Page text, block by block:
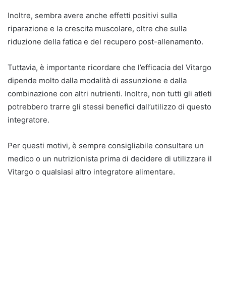
Inoltre, sembra avere anche effetti positivi sulla
riparazione e la crescita muscolare, oltre che sulla
riduzione della fatica e del recupero post-allenamento.
Tuttavia, è importante ricordare che l’efficacia del Vitargo
dipende molto dalla modalità di assunzione e dalla
combinazione con altri nutrienti. Inoltre, non tutti gli atleti
potrebbero trarre gli stessi benefici dall’utilizzo di questo
integratore.
Per questi motivi, è sempre consigliabile consultare un
medico o un nutrizionista prima di decidere di utilizzare il
Vitargo o qualsiasi altro integratore alimentare.